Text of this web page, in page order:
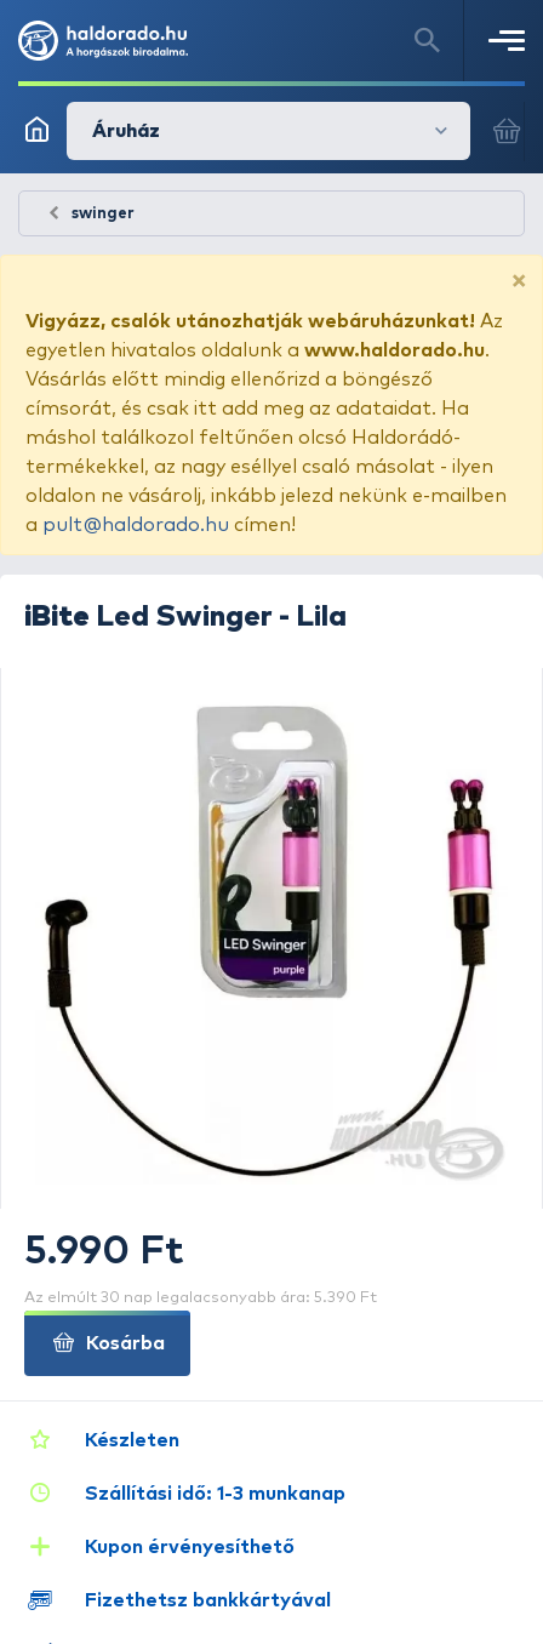
Áruház
swinger
×
Vigyázz, csalók utánozhatják webáruházunkat! Az
egyetlen hivatalos oldalunk a www.haldorado.hu.
Vásárlás előtt mindig ellenőrizd a böngésző
címsorát, és csak itt add meg az adataidat. Ha
máshol találkozol feltűnően olcsó Haldorádó-
termékekkel, az nagy eséllyel csaló másolat - ilyen
oldalon ne vásárolj, inkább jelezd nekünk e-mailben
a pult@haldorado.hu címen!
iBite Led Swinger - Lila
Készleten
Szállítási idő: 1-3 munkanap
Kupon érvényesíthető
Fizethetsz bankkártyával
5.990 Ft
Az elmúlt 30 nap legalacsonyabb ára: 5.390 Ft
Kosárba